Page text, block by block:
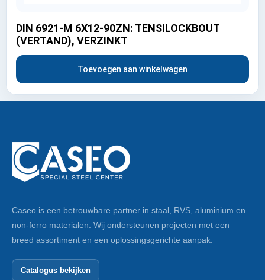
DIN 6921-M 6X12-90ZN: TENSILOCKBOUT
(VERTAND), VERZINKT
Toevoegen aan winkelwagen
Caseo is een betrouwbare partner in staal, RVS, aluminium en
non-ferro materialen. Wij ondersteunen projecten met een
breed assortiment en een oplossingsgerichte aanpak.
Catalogus bekijken